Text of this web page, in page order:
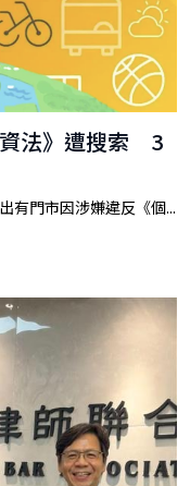
資法》遭搜索 3
有門市因涉嫌違反《個...